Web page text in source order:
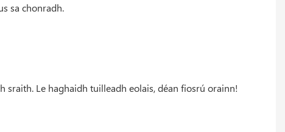
sa chonradh.
sraith. Le haghaidh tuilleadh eolais, déan fiosrú orainn!